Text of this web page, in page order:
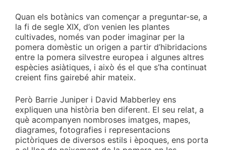
Quan els botànics van començar a preguntar-se, a
la fi de segle XIX, d’on venien les plantes
cultivades, només van poder imaginar per la
pomera domèstic un origen a partir d’hibridacions
entre la pomera silvestre europea i algunes altres
espècies asiàtiques, i això és el que s’ha continuat
creient fins gairebé ahir mateix.
Però Barrie Juniper i David Mabberley ens
expliquen una història ben diferent. El seu relat, a
què acompanyen nombroses imatges, mapes,
diagrames, fotografies i representacions
pictòriques de diversos estils i èpoques, ens porta